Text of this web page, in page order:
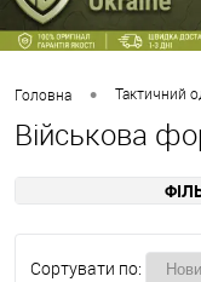
Головна • Тактичний
Військова
Сортувати по: